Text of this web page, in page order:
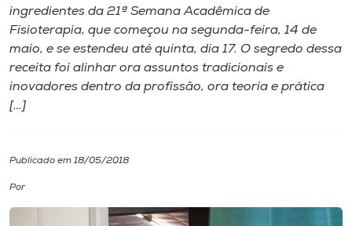
Internacionalização
I.nova
Diplomados
ingredientes da 21ª Semana Acadêmica de
Fisioterapia, que começou na segunda-feira, 14 de
maio, e se estendeu até quinta, dia 17. O segredo dessa
receita foi alinhar ora assuntos tradicionais e
inovadores dentro da profissão, ora teoria e prática
[…]
Publicado em 18/05/2018
Por